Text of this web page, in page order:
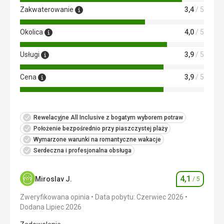
Zakwaterowanie 3,4 / 5
Okolica 4,0 / 5
Usługi 3,9 / 5
Cena 3,9 / 5
Rewelacyjne All Inclusive z bogatym wyborem potraw
Położenie bezpośrednio przy piaszczystej plaży
Wymarzone warunki na romantyczne wakacje
Serdeczna i profesjonalna obsługa
Miroslav J. Ocena
4,1 / 5
Zweryfikowana opinia
Data pobytu: Czerwiec 2026
Dodana Lipiec 2026